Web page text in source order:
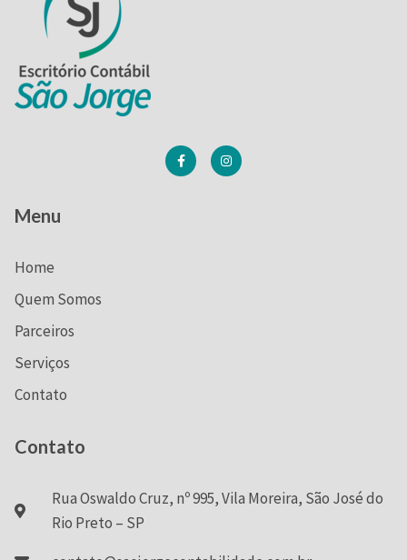
Menu
Home
Quem Somos
Parceiros
Serviços
Contato
Contato
Rua Oswaldo Cruz, nº 995, Vila Moreira, São José do
Rio Preto – SP